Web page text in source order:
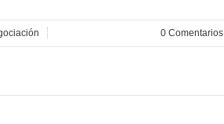
0 Comentarios